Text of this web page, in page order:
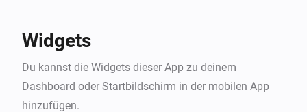
Widgets
Du kannst die Widgets dieser App zu deinem
Dashboard oder Startbildschirm in der mobilen App
hinzufügen.